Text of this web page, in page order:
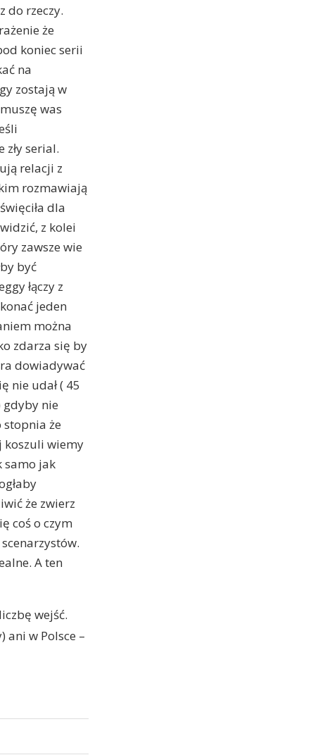
do rzeczy.
że
koniec serii
na
zostają w
was
serial.
relacji z
rozmawiają
dla
z kolei
zawsze wie
być
łączy z
jeden
można
zdarza się by
dowiadywać
nie udał ( 45
gdyby nie
stopnia że
koszuli wiemy
samo jak
że zwierz
coś o czym
A ten
wejść.
ani w Polsce –